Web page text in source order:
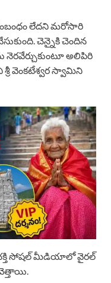
లేదని మరోసారి
చెన్నైకి చెందిన
నెరవేర్చుకుంటూ అలిపిరి
వెంకటేశ్వర స్వామిని
సోషల్ మీడియాలో వైరల్